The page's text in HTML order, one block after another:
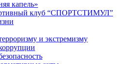
капель»
клуб “СПОРТСТИМУЛ”
и экстремизму